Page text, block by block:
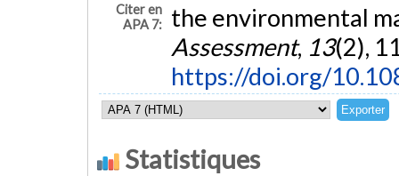
Citer en
APA 7:
the environmental
Assessment, 13(2),
https://doi.org/
Statistiques